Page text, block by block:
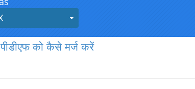
को कैसे मर्ज करें